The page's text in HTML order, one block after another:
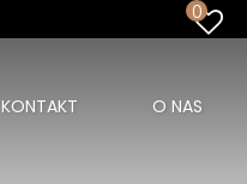
0
KONTAKT O NAS